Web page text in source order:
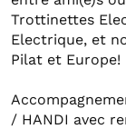
Trottinettes
Electrique, et
Pilat et Europe!
/ HANDI avec